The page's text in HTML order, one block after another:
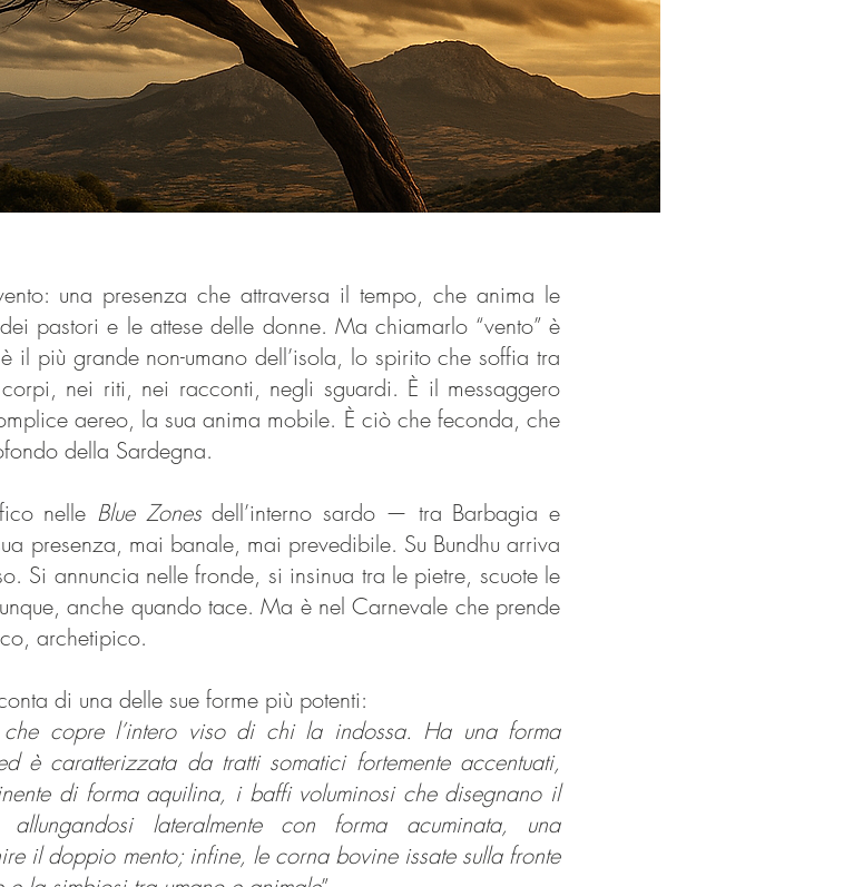
una presenza che attraversa il tempo, che anima le
pastori e le attese delle donne. Ma chiamarlo “vento” è
il più grande non-umano dell’isola, lo spirito che soffia tra
nei riti, nei racconti, negli sguardi. È il messaggero
aereo, la sua anima mobile. È ciò che feconda, che
della Sardegna.
nelle Blue Zonesdell’interno sardo — tra Barbagia e
presenza, mai banale, mai prevedibile. Su Bundhu arriva
Si annuncia nelle fronde, si insinua tra le pietre, scuote le
anche quando tace. Ma è nel Carnevale che prende
archetipico.
di una delle sue forme più potenti:
che copre l’intero viso di chi la indossa. Ha una forma
è caratterizzata da tratti somatici fortemente accentuati,
di forma aquilina, i baffi voluminosi che disegnano il
lateralmente con forma acuminata, una
il doppio mento; infine, le corna bovine issate sulla fronte